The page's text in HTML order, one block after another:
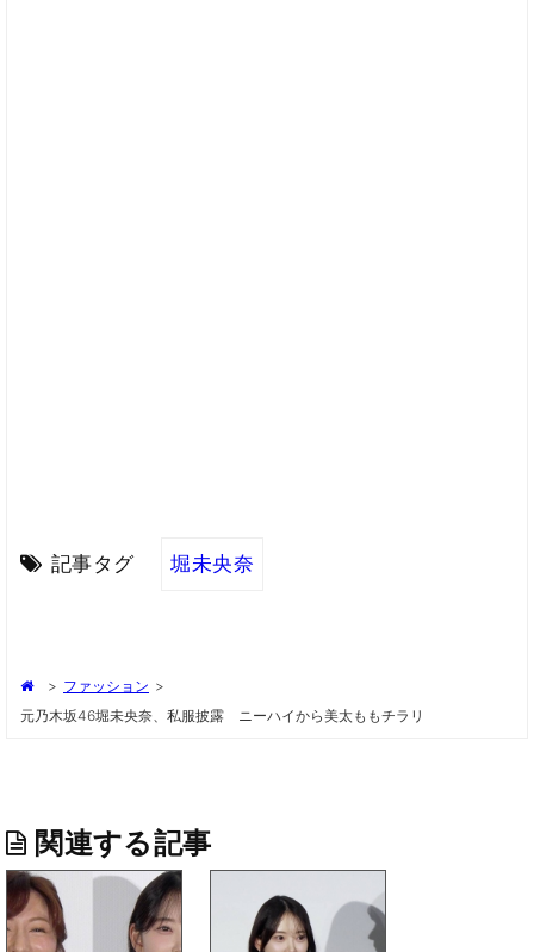
記事タグ 堀未央奈
> ファッション >
元乃木坂46堀未央奈、私服披露 ニーハイから美太ももチラリ
関連する記事